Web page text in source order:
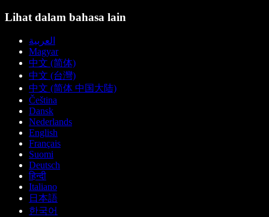
Lihat dalam bahasa lain
العربية
Magyar
中文 (简体)
中文 (台灣)
中文 (简体 中国大陆)
Čeština
Dansk
Nederlands
English
Français
Suomi
Deutsch
हिन्दी
Italiano
日本語
한국어